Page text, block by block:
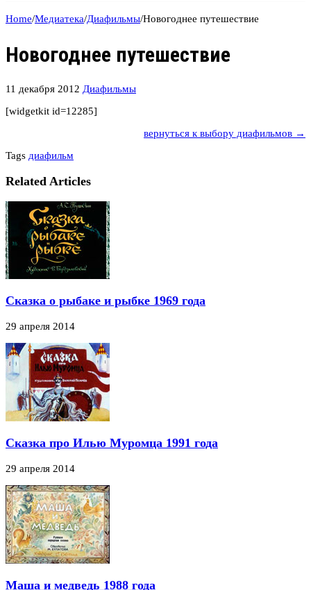
Home/Медиатека/Диафильмы/Новогоднее путешествие
Новогоднее путешествие
11 декабря 2012 Диафильмы
[widgetkit id=12285]
вернуться к выбору диафильмов →
Tags диафильм
Related Articles
Сказка о рыбаке и рыбке 1969 года
29 апреля 2014
Сказка про Илью Муромца 1991 года
29 апреля 2014
Маша и медведь 1988 года